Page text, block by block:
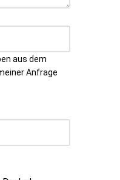
aus dem
Anfrage